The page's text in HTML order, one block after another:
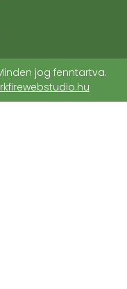
jog fenntartva.